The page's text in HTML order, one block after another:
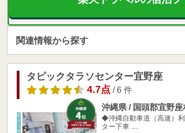
関連情報から探す
タピックタラソセンター宜野座
4.7点/ 6 件
沖縄県 / 国頭郡宜野座
◆沖縄自動車道（高速）
ター下車 …